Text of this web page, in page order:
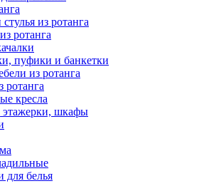
из ротанга
ротанга
пуфики и банкетки
из ротанга
ротанга
кресла
шкафы
белья